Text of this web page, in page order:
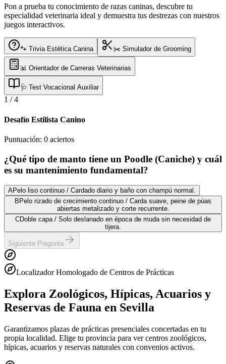
Pon a prueba tu conocimiento de razas caninas, descubre tu
especialidad veterinaria ideal y demuestra tus destrezas con nuestros
juegos interactivos.
🐾 Trivia Estética Canina ✂️ Simulador de Grooming
📊 Orientador de Carreras Veterinarias
🩺 Test Vocacional Auxiliar
1 /4
Desafío Estilista Canino
Puntuación: 0 aciertos
¿Qué tipo de manto tiene un Poodle (Caniche) y cuál
es su mantenimiento fundamental?
APelo liso continuo / Cardado diario y baño con champú normal.
B Pelo rizado de crecimiento continuo / Carda suave, peine de púas
abiertas metalizado y corte recurrente.
CDoble capa / Solo deslanado en época de muda sin necesidad de
tijera.
Siguiente Pregunta
Localizador Homologado de Centros de Prácticas
Explora Zoológicos, Hípicas, Acuarios y
Reservas de Fauna en Sevilla
Garantizamos plazas de prácticas presenciales concertadas en tu
propia localidad. Elige tu provincia para ver centros zoológicos,
hípicas, acuarios y reservas naturales con convenios activos.